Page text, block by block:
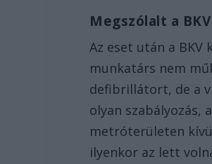
Megszólalt a BKV
Az eset után a
munkatárs nem
defibrillátort, de a
olyan
metróterületen
ilyenkor az lett